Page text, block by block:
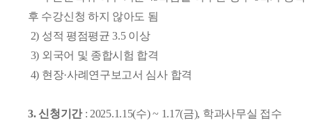
후 수강신청 하지 않아도 됨
2) 성적 평점평균 3.5 이상
3) 외국어 및 종합시험 합격
4) 현장·사례연구보고서 심사 합격
3. 신청기간 : 2025.1.15(수) ~ 1.17(금), 학과사무실 접수